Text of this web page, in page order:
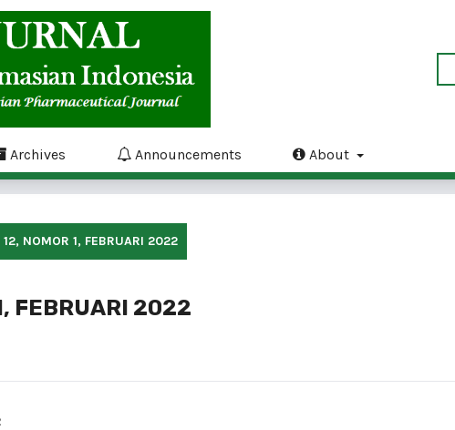
Archives Announcements About
12, NOMOR 1, FEBRUARI 2022
FEBRUARI 2022